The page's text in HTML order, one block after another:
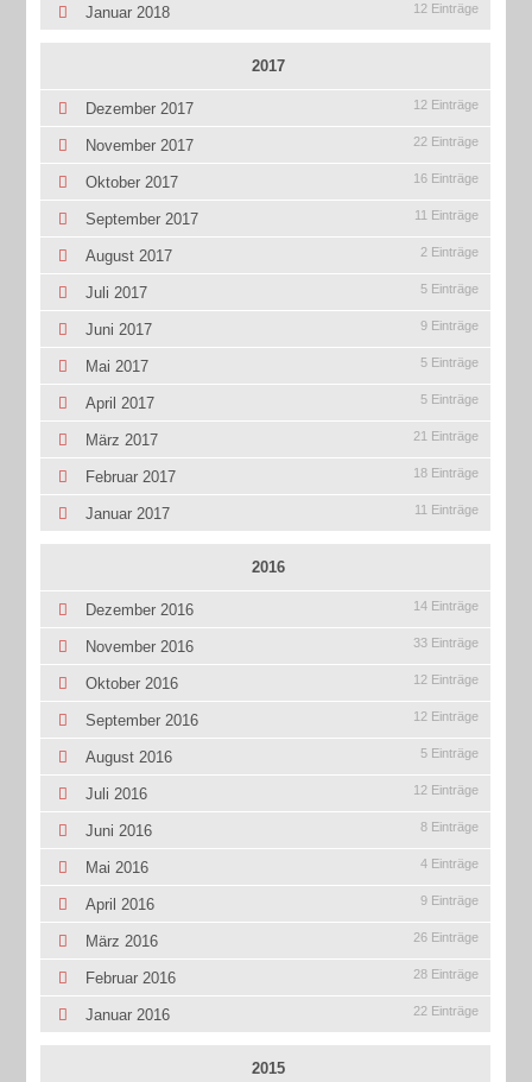
Januar 2018 12 Einträge
2017
Dezember 2017 12 Einträge
November 2017 22 Einträge
Oktober 2017 16 Einträge
September 2017 11 Einträge
August 2017 2 Einträge
Juli 2017 5 Einträge
Juni 2017 9 Einträge
Mai 2017 5 Einträge
April 2017 5 Einträge
März 2017 21 Einträge
Februar 2017 18 Einträge
Januar 2017 11 Einträge
2016
Dezember 2016 14 Einträge
November 2016 33 Einträge
Oktober 2016 12 Einträge
September 2016 12 Einträge
August 2016 5 Einträge
Juli 2016 12 Einträge
Juni 2016 8 Einträge
Mai 2016 4 Einträge
April 2016 9 Einträge
März 2016 26 Einträge
Februar 2016 28 Einträge
Januar 2016 22 Einträge
2015